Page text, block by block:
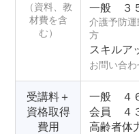
（資料、教
材費を含
む）
一般 ３
介護予防
方
スキルア
お問い合わ
受講料＋
資格取得
費用
一般 ４
会員 ４
高齢者体